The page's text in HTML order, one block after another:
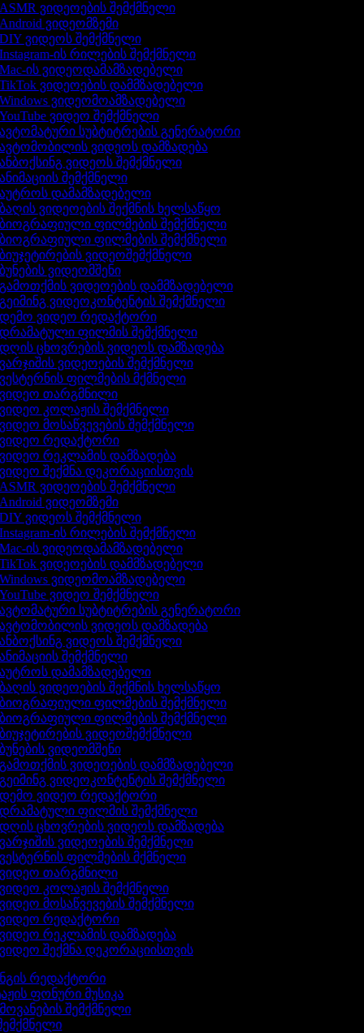
ვიდეოების შემქმნელი
ვიდეომზემი
ვიდეოს შემქმნელი
ის რილების შემქმნელი
ის ვიდეოდამამზადებელი
ვიდეოების დამმზადებელი
ვიდეომოამზადებელი
ვიდეო შემქმნელი
სუბტიტრების გენერატორი
ვიდეოს დამზადება
ვიდეოს შემქმნელი
შემქმნელი
დამამზადებელი
ვიდეოების შექმნის ხელსაწყო
ფილმების შემქმნელი
ფილმების შემქმნელი
ვიდეოშემქმნელი
ვიდეომშენი
ვიდეოების დამმზადებელი
ვიდეოკონტენტის შემქმნელი
ვიდეო რედაქტორი
ფილმის შემქმნელი
ცხოვრების ვიდეოს დამზადება
ვიდეოების შემქმნელი
ფილმების მქმნელი
თარგმნილი
კოლაჟის შემქმნელი
მოსაწვევების შემქმნელი
რედაქტორი
რეკლამის დამზადება
შექმნა დეკორაციისთვის
ვიდეოების შემქმნელი
ვიდეომზემი
ვიდეოს შემქმნელი
ის რილების შემქმნელი
ის ვიდეოდამამზადებელი
ვიდეოების დამმზადებელი
ვიდეომოამზადებელი
ვიდეო შემქმნელი
სუბტიტრების გენერატორი
ვიდეოს დამზადება
ვიდეოს შემქმნელი
შემქმნელი
დამამზადებელი
ვიდეოების შექმნის ხელსაწყო
ფილმების შემქმნელი
ფილმების შემქმნელი
ვიდეოშემქმნელი
ვიდეომშენი
ვიდეოების დამმზადებელი
ვიდეოკონტენტის შემქმნელი
ვიდეო რედაქტორი
ფილმის შემქმნელი
ცხოვრების ვიდეოს დამზადება
ვიდეოების შემქმნელი
ფილმების მქმნელი
თარგმნილი
კოლაჟის შემქმნელი
მოსაწვევების შემქმნელი
რედაქტორი
რეკლამის დამზადება
შექმნა დეკორაციისთვის
რედაქტორი
ფონური მუსიკა
შემქმნელი